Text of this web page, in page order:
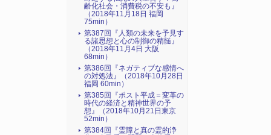
齢化社会・消費税の不安も』
（2018年11月18日 福岡
75min）
第387回『人類の未来を予見す
る諸思想と心の制御の精髄』
（2018年11月4日 大阪
68min）
第386回『ネガティブな感情へ
の対処法』（2018年10月28日
福岡 60min）
第385回『ポスト平成＝変革の
時代の経済と精神世界の予
想』（2018年10月21日東京
52min）
第384回『霊障と真の霊的浄